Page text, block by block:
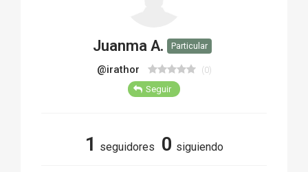
Juanma A. Particular
@irathor (0)
Seguir
1 seguidores 0 siguiendo